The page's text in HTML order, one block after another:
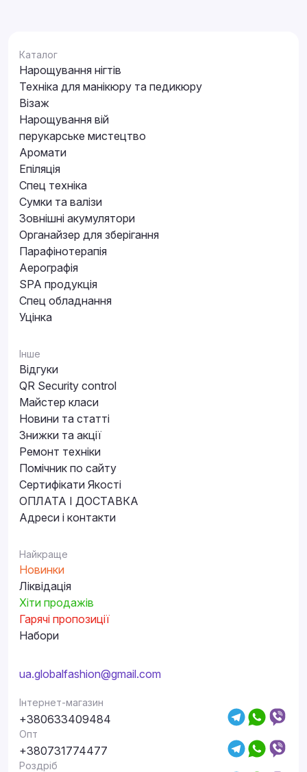
Каталог
Нарощування нігтів
Техніка для манікюру та педикюру
Візаж
Нарощування вій
перукарське мистецтво
Аромати
Епіляція
Спец техніка
Сумки та валізи
Зовнішні акумулятори
Органайзер для зберігання
Парафінотерапія
Аерографія
SPA продукція
Спец обладнання
Уцінка
Інше
Відгуки
QR Security control
Майстер класи
Новини та статті
Знижки та акції
Ремонт техніки
Помічник по сайту
Сертифікати Якості
ОПЛАТА І ДОСТАВКА
Адреси і контакти
Найкраще
Новинки
Ліквідація
Хіти продажів
Гарячі пропозиції
Набори
ua.globalfashion@gmail.com
Інтернет-магазин
+380633409484
Опт
+380731774477
Роздріб